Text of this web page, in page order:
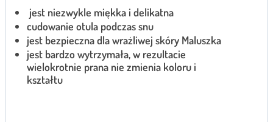
jest niezwykle miękka i delikatna
cudowanie otula podczas snu
jest bezpieczna dla wrażliwej skóry Maluszka
jest bardzo wytrzymała, w rezultacie
wielokrotnie prana nie zmienia koloru i
kształtu